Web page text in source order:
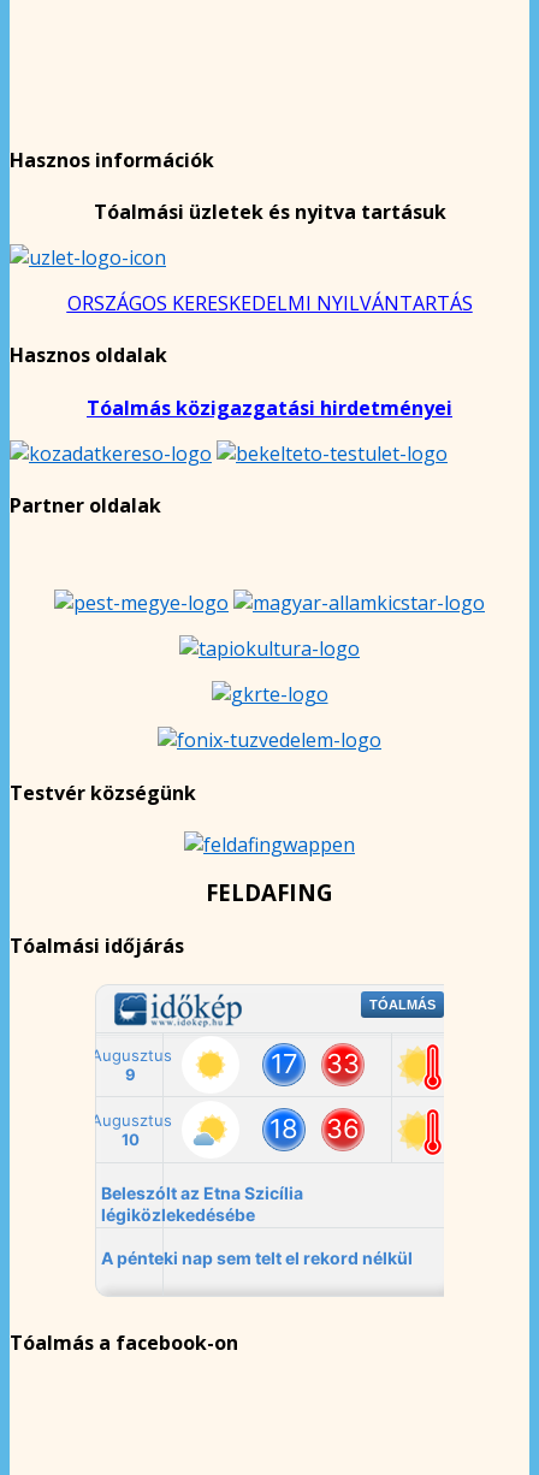
Hasznos információk
Tóalmási üzletek és nyitva tartásuk
ORSZÁGOS KERESKEDELMI NYILVÁNTARTÁS
Hasznos oldalak
Tóalmás közigazgatási hirdetményei
Partner oldalak
Testvér községünk
FELDAFING
Tóalmási időjárás
Tóalmás a facebook-on